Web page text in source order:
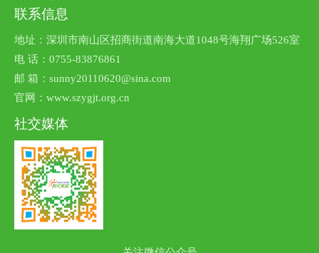
联系信息
地址：深圳市南山区招商街道南海大道1048号海翔广场526室
电 话：0755-83876861
邮 箱：sunny20110620@sina.com
官网：www.szygjt.org.cn
社交媒体